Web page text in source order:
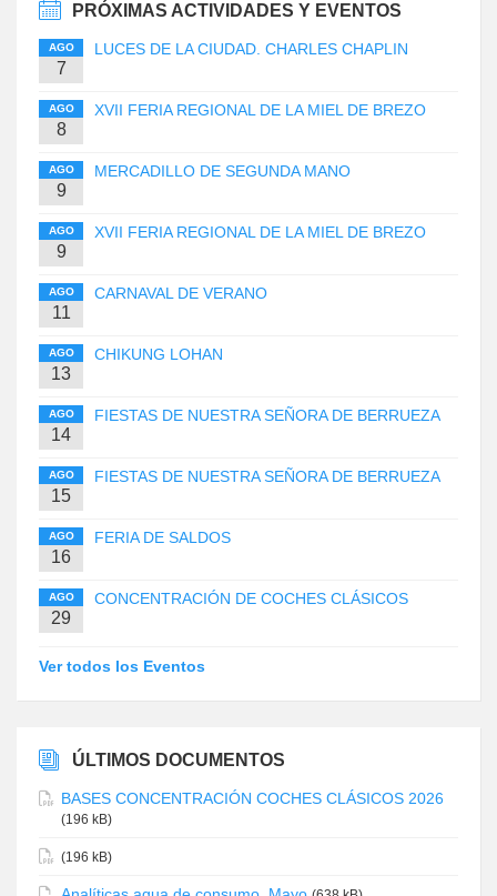
PRÓXIMAS ACTIVIDADES Y EVENTOS
AGO
7
LUCES DE LA CIUDAD. CHARLES CHAPLIN
AGO
8
XVII FERIA REGIONAL DE LA MIEL DE BREZO
AGO
9
MERCADILLO DE SEGUNDA MANO
AGO
9
XVII FERIA REGIONAL DE LA MIEL DE BREZO
AGO
11
CARNAVAL DE VERANO
AGO
13
CHIKUNG LOHAN
AGO
14
FIESTAS DE NUESTRA SEÑORA DE BERRUEZA
AGO
15
FIESTAS DE NUESTRA SEÑORA DE BERRUEZA
AGO
16
FERIA DE SALDOS
AGO
29
CONCENTRACIÓN DE COCHES CLÁSICOS
Ver todos los Eventos
ÚLTIMOS DOCUMENTOS
BASES CONCENTRACIÓN COCHES CLÁSICOS 2026
(196 kB)
(196 kB)